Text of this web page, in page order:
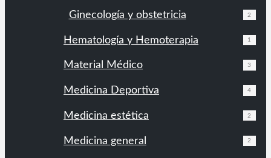
Ginecología y obstetricia 2
Hematología y Hemoterapia 1
Material Médico 3
Medicina Deportiva 4
Medicina estética 2
Medicina general 2